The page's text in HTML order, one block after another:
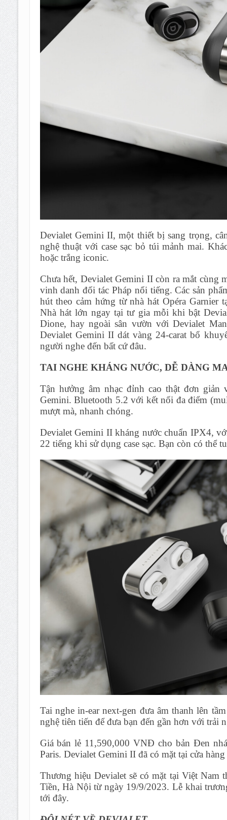
Devialet Gemini II, một thiết bị sang trọng,
nghệ thuật với case sạc bỏ túi mảnh mai.
hoặc trắng iconic.
Chưa hết, Devialet Gemini II còn ra mắt cùng
vinh danh đối tác Pháp nổi tiếng. Các sản
hút theo cảm hứng từ nhà hát Opéra Garnier
Nhà hát lớn ngay tại tư gia mỗi khi bật
Dione, hay ngoài sân vườn với Devialet
Devialet Gemini II dát vàng 24-carat bổ
người nghe đến bất cứ đâu.
TAI NGHE KHÁNG NƯỚC, DỄ DÀNG
Tận hưởng âm nhạc đỉnh cao thật đơn
Gemini. Bluetooth 5.2 với kết nối đa điểm
mượt mà, nhanh chóng.
Devialet Gemini II kháng nước chuẩn IPX4,
22 tiếng khi sử dụng case sạc. Bạn còn có thể
Tai nghe in-ear next-gen đưa âm thanh lên
nghệ tiên tiến để đưa bạn đến gần hơn với trải
Giá bán lẻ 11,590,000 VNĐ cho bản Đen
Paris. Devialet Gemini II đã có mặt tại cửa
Thương hiệu Devialet sẽ có mặt tại Việt Nam
Tiền, Hà Nội từ ngày 19/9/2023. Lễ khai
tới đây.